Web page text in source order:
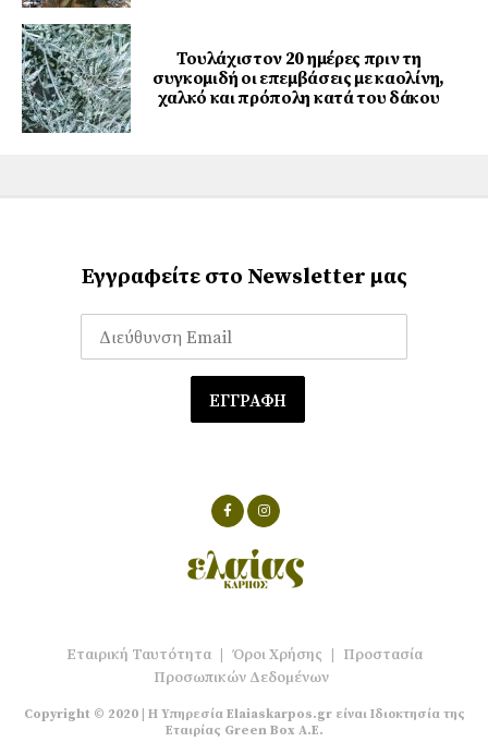
Τουλάχιστον 20 ημέρες πριν τη
συγκομιδή οι επεμβάσεις με καολίνη,
χαλκό και πρόπολη κατά του δάκου
Εγγραφείτε στο Newsletter μας
Εταιρική Ταυτότητα | Όροι Χρήσης | Προστασία
Προσωπικών Δεδομένων
Copyright © 2020 | Η Υπηρεσία Elaiaskarpos.gr είναι Ιδιοκτησία της
Εταιρίας Green Box A.E.